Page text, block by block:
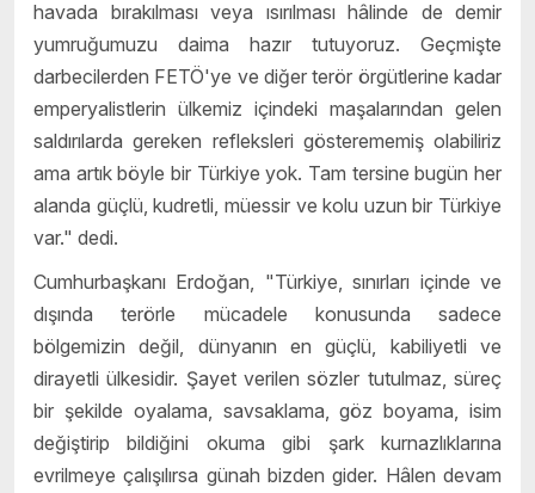
havada bırakılması veya ısırılması hâlinde de demir
yumruğumuzu daima hazır tutuyoruz. Geçmişte
darbecilerden FETÖ'ye ve diğer terör örgütlerine kadar
emperyalistlerin ülkemiz içindeki maşalarından gelen
saldırılarda gereken refleksleri gösterememiş olabiliriz
ama artık böyle bir Türkiye yok. Tam tersine bugün her
alanda güçlü, kudretli, müessir ve kolu uzun bir Türkiye
var." dedi.
Cumhurbaşkanı Erdoğan, "Türkiye, sınırları içinde ve
dışında terörle mücadele konusunda sadece
bölgemizin değil, dünyanın en güçlü, kabiliyetli ve
dirayetli ülkesidir. Şayet verilen sözler tutulmaz, süreç
bir şekilde oyalama, savsaklama, göz boyama, isim
değiştirip bildiğini okuma gibi şark kurnazlıklarına
evrilmeye çalışılırsa günah bizden gider. Hâlen devam